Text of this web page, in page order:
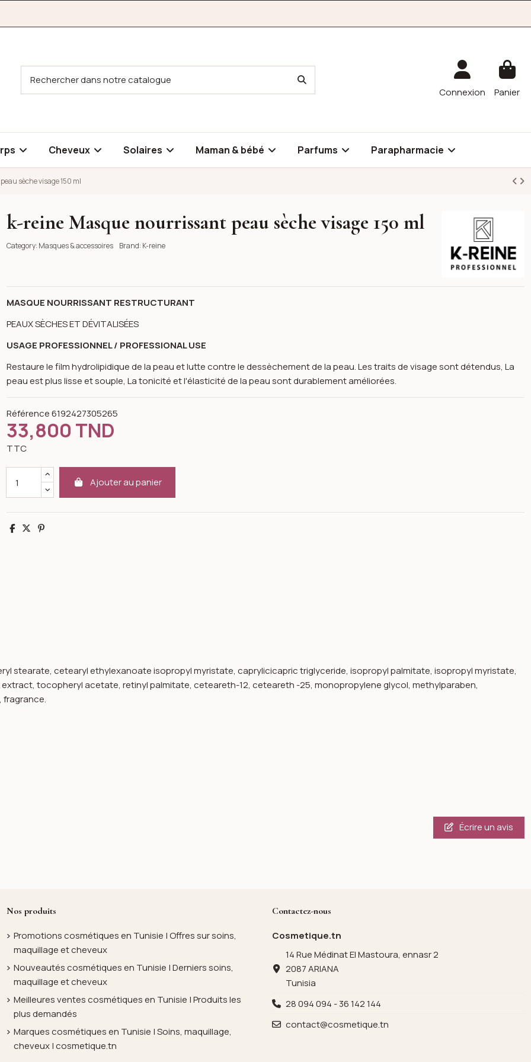
Connexion Panier
Cheveux Solaires Maman & bébé Parfums Parapharmacie
sèche visage 150 ml
visage 150 ml
image gallery for k-reine Masque nourrissant peau sèche visage 150 ml
k-reine Masque nourrissant peau sèche visage 150 ml
Category: Masques & accessoires Brand: K-reine
MASQUE NOURRISSANT RESTRUCTURANT
PEAUX SÈCHES ET DÉVITALISÉES
USAGE PROFESSIONNEL / PROFESSIONAL USE
Restaure le film hydrolipidique de la peau et lutte contre le dessèchement de la peau. Les traits de visage sont détendus, La
peau est plus lisse et souple, La tonicité et l'élasticité de la peau sont durablement améliorées.
Référence 6192427305265
33,800 TND
TTC
Ajouter au panier
Partager
TweetPinterest
stearate, cetearyl ethylexanoate isopropyl myristate, caprylicicapric triglyceride, isopropyl palmitate, isopropyl myristate,
tocopheryl acetate, retinyl palmitate, ceteareth-12, ceteareth -25, monopropylene glycol, methylparaben,
fragrance.
Écrire un avis
Nos produits
Promotions cosmétiques en Tunisie | Offres sur soins,
maquillage et cheveux
Nouveautés cosmétiques en Tunisie | Derniers soins,
maquillage et cheveux
Meilleures ventes cosmétiques en Tunisie | Produits les
plus demandés
Marques cosmétiques en Tunisie | Soins, maquillage,
cheveux | cosmetique.tn
Contactez-nous
Cosmetique.tn
14 Rue Médinat El Mastoura, ennasr 2
2087 ARIANA
Tunisia
28 094 094 - 36 142 144
contact@cosmetique.tn